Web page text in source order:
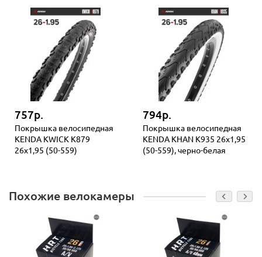
757р.
Покрышка велосипедная
KENDA KWICK K879
26x1,95 (50-559)
794р.
Покрышка велосипедная
KENDA KHAN K935 26x1,95
(50-559), черно-белая
Похожие велокамеры